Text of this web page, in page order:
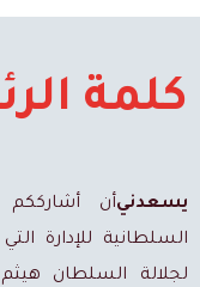
كلمة
يسعدنيأن أشارككم
السلطانية للإدارة
لجلالة السلطان